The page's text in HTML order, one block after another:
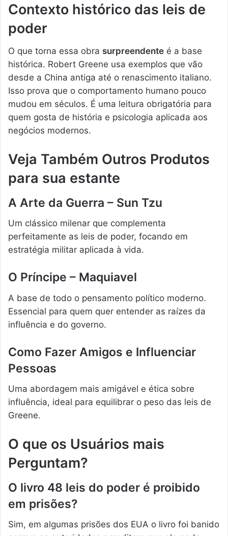
Contexto histórico das leis de
poder
O que torna essa obra surpreendente é a base
histórica. Robert Greene usa exemplos que vão
desde a China antiga até o renascimento italiano.
Isso prova que o comportamento humano pouco
mudou em séculos. É uma leitura obrigatória para
quem gosta de história e psicologia aplicada aos
negócios modernos.
Veja Também Outros Produtos
para sua estante
A Arte da Guerra – Sun Tzu
Um clássico milenar que complementa
perfeitamente as leis de poder, focando em
estratégia militar aplicada à vida.
O Príncipe – Maquiavel
A base de todo o pensamento político moderno.
Essencial para quem quer entender as raízes da
influência e do governo.
Como Fazer Amigos e Influenciar
Pessoas
Uma abordagem mais amigável e ética sobre
influência, ideal para equilibrar o peso das leis de
Greene.
O que os Usuários mais
Perguntam?
O livro 48 leis do poder é proibido
em prisões?
Sim, em algumas prisões dos EUA o livro foi banido